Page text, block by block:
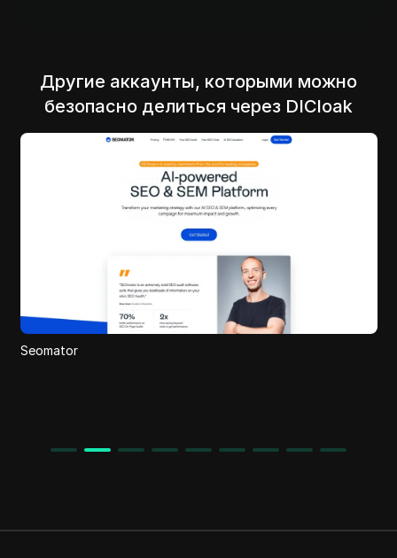
Другие аккаунты, которыми можно
безопасно делиться через DICloak
Urbalytics